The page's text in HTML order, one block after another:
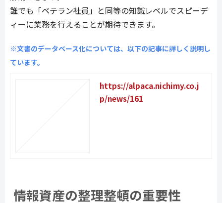
誰でも「ベテラン社員」と同等の知識レベルでスピーデ
ィーに業務を行えることが期待できます。
※文書のデータベース化については、以下の記事に詳しく説明し
ています。
https://alpaca.nichimy.co.j
p/news/161
情報資産の整理整頓の重要性